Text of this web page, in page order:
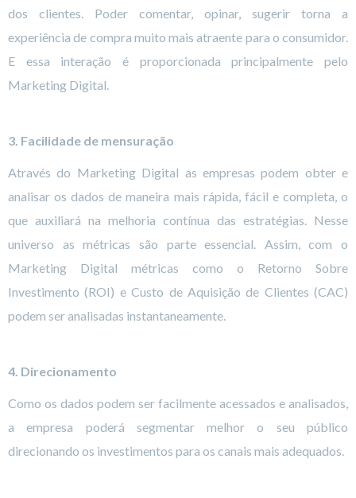
dos clientes. Poder comentar, opinar, sugerir torna a
experiência de compra muito mais atraente para o consumidor.
E essa interação é proporcionada principalmente pelo
Marketing Digital.
3. Facilidade de mensuração
Através do Marketing Digital as empresas podem obter e
analisar os dados de maneira mais rápida, fácil e completa, o
que auxiliará na melhoria contínua das estratégias. Nesse
universo as métricas são parte essencial. Assim, com o
Marketing Digital métricas como o Retorno Sobre
Investimento (ROI) e Custo de Aquisição de Clientes (CAC)
podem ser analisadas instantaneamente.
4. Direcionamento
Como os dados podem ser facilmente acessados e analisados,
a empresa poderá segmentar melhor o seu público
direcionando os investimentos para os canais mais adequados.